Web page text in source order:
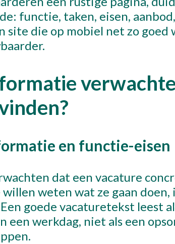
functie, taken, eisen,
site die op mobiel net zo goed
en functie-eisen
dat een vacature
willen weten wat ze gaan
goede vacaturetekst leest
een werkdag, niet als een